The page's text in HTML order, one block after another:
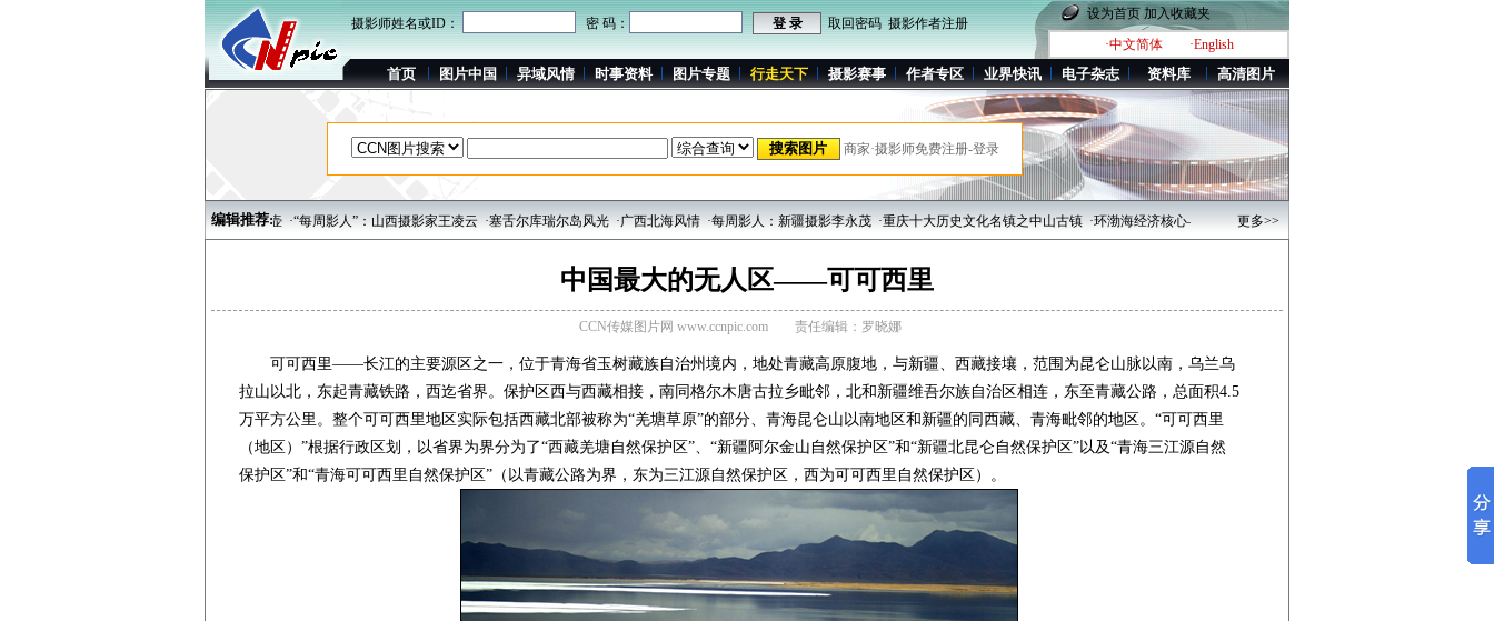
摄影师姓名或ID： 密 码： 取回密码 摄影作者注册
设为首页 加入收藏夹
·中文简体
·English
首页 图片中国 异域风情 时事资料 图片专题 行走天下 摄影赛事 作者专区 业界快讯 电子杂志 资料库 高清图片
商家·摄影师免费注册-登录
编辑推荐:
·宜兴紫砂壶 ·“每周影人”：山西摄影家王凌云 ·塞舌尔库瑞尔岛风光 ·广西北海风情 ·每周影人：新疆摄影李永茂 ·重庆十大历史文化名镇之中山古镇 ·环渤海经济核心——魅力四射新天津 ·北京CBD东扩 新增面积约3平方公里
更多>>
中国最大的无人区——可可西里
CCN传媒图片网 www.ccnpic.com 责任编辑：罗晓娜
可可西里——长江的主要源区之一，位于青海省玉树藏族自治州境内，地处青藏高原腹地，与新疆、西藏接壤，范围为昆仑山脉以南，乌兰乌
拉山以北，东起青藏铁路，西迄省界。保护区西与西藏相接，南同格尔木唐古拉乡毗邻，北和新疆维吾尔族自治区相连，东至青藏公路，总面积4.5
万平方公里。整个可可西里地区实际包括西藏北部被称为“羌塘草原”的部分、青海昆仑山以南地区和新疆的同西藏、青海毗邻的地区。“可可西里
（地区）”根据行政区划，以省界为界分为了“西藏羌塘自然保护区”、“新疆阿尔金山自然保护区”和“新疆北昆仑自然保护区”以及“青海三江源自然
保护区”和“青海可可西里自然保护区”（以青藏公路为界，东为三江源自然保护区，西为可可西里自然保护区）。